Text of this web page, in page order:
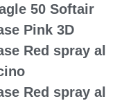
50 Softair
Pink 3D
Red spray al
Red spray al